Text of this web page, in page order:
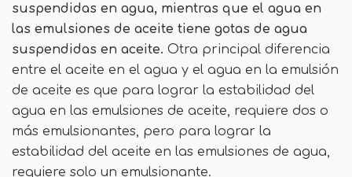
suspendidas en agua, mientras que el agua en
las emulsiones de aceite tiene gotas de agua
suspendidas en aceite. Otra principal diferencia
entre el aceite en el agua y el agua en la emulsión
de aceite es que para lograr la estabilidad del
agua en las emulsiones de aceite, requiere dos o
más emulsionantes, pero para lograr la
estabilidad del aceite en las emulsiones de agua,
requiere solo un emulsionante.